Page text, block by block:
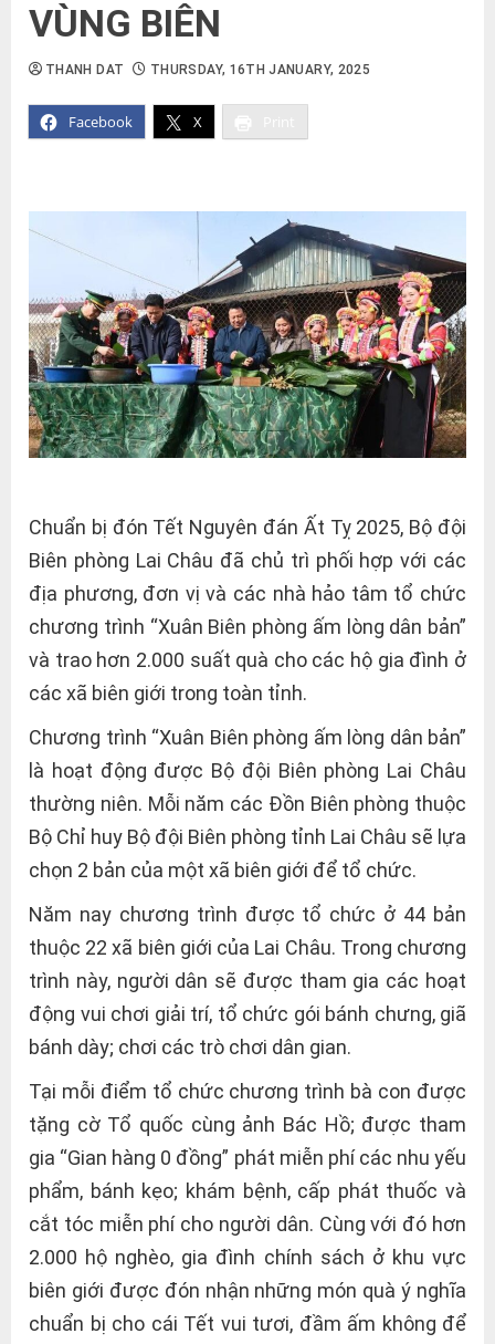
VÙNG BIÊN
Facebook X
THANH DAT THURSDAY, 16TH JANUARY, 2025
Chuẩn bị đón Tết Nguyên đán Ất Tỵ 2025, Bộ đội
Biên phòng Lai Châu đã chủ trì phối hợp với các
địa phương, đơn vị và các nhà hảo tâm tổ chức
chương trình “Xuân Biên phòng ấm lòng dân bản”
và trao hơn 2.000 suất quà cho các hộ gia đình ở
các xã biên giới trong toàn tỉnh.
Chương trình “Xuân Biên phòng ấm lòng dân bản”
là hoạt động được Bộ đội Biên phòng Lai Châu
thường niên. Mỗi năm các Đồn Biên phòng thuộc
Bộ Chỉ huy Bộ đội Biên phòng tỉnh Lai Châu sẽ lựa
chọn 2 bản của một xã biên giới để tổ chức.
Năm nay chương trình được tổ chức ở 44 bản
thuộc 22 xã biên giới của Lai Châu. Trong chương
trình này, người dân sẽ được tham gia các hoạt
động vui chơi giải trí, tổ chức gói bánh chưng, giã
bánh dày; chơi các trò chơi dân gian.
Tại mỗi điểm tổ chức chương trình bà con được
tặng cờ Tổ quốc cùng ảnh Bác Hồ; được tham
gia “Gian hàng 0 đồng” phát miễn phí các nhu yếu
phẩm, bánh kẹo; khám bệnh, cấp phát thuốc và
cắt tóc miễn phí cho người dân. Cùng với đó hơn
2.000 hộ nghèo, gia đình chính sách ở khu vực
biên giới được đón nhận những món quà ý nghĩa
chuẩn bị cho cái Tết vui tươi, đầm ấm không để